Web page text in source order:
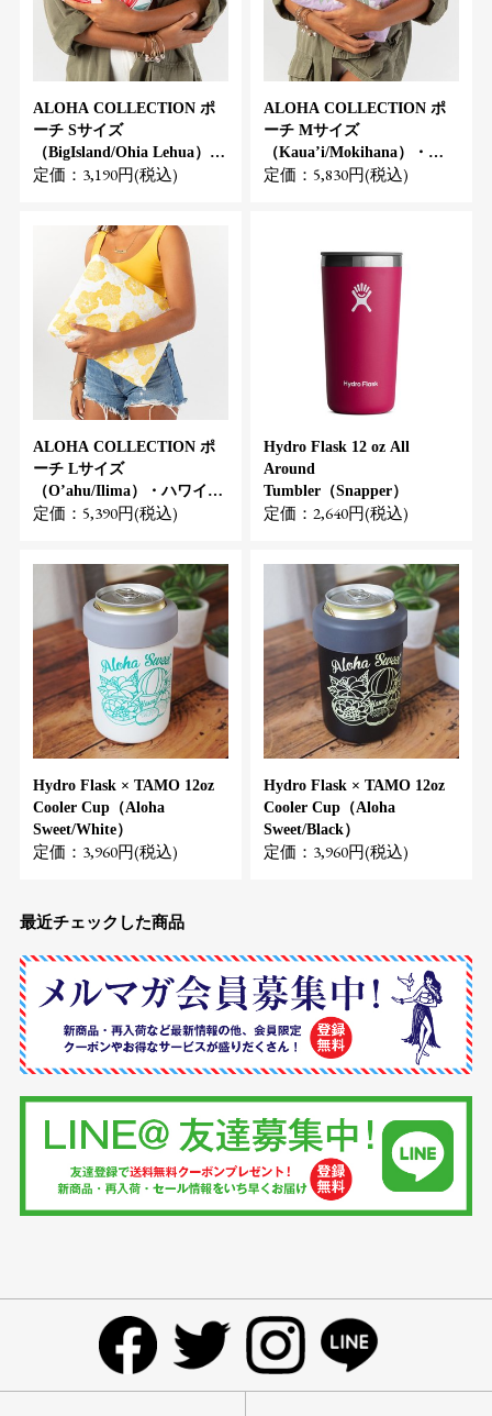
ALOHA COLLECTION ポ
ーチ Sサイズ
（BigIsland/Ohia Lehua）・
ハワイ-日本限定発売
定価：3,190円(税込)
ALOHA COLLECTION ポ
ーチ Mサイズ
（Kaua’i/Mokihana）・ハ
ワイ-日本限定発売
定価：5,830円(税込)
ALOHA COLLECTION ポ
ーチ Lサイズ
（O’ahu/Ilima）・ハワイ-
日本限定発売
定価：5,390円(税込)
Hydro Flask 12 oz All
Around
Tumbler（Snapper）
定価：2,640円(税込)
Hydro Flask × TAMO 12oz
Cooler Cup（Aloha
Sweet/White）
定価：3,960円(税込)
Hydro Flask × TAMO 12oz
Cooler Cup（Aloha
Sweet/Black）
定価：3,960円(税込)
最近チェックした商品